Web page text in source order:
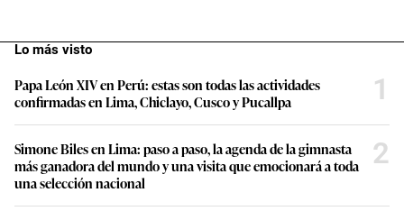
Lo más visto
Papa León XIV en Perú: estas son todas las actividades
confirmadas en Lima, Chiclayo, Cusco y Pucallpa
1
Simone Biles en Lima: paso a paso, la agenda de la gimnasta
más ganadora del mundo y una visita que emocionará a toda
una selección nacional
2